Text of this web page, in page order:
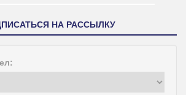
НА РАССЫЛКУ